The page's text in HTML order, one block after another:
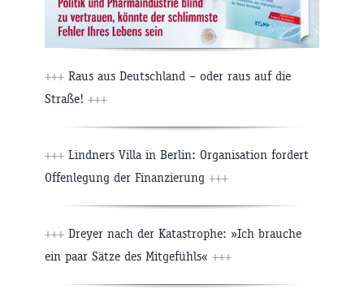
+++ Raus aus Deutschland – oder raus auf die
Straße! +++
+++ Lindners Villa in Berlin: Organisation fordert
Offenlegung der Finanzierung +++
+++ Dreyer nach der Katastrophe: »Ich brauche
ein paar Sätze des Mitgefühls« +++